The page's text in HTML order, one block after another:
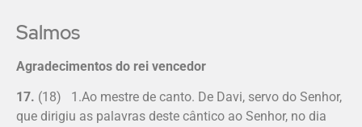
Salmos
Agradecimentos do rei vencedor
17. (18) 1.Ao mestre de canto. De Davi, servo do Senhor,
que dirigiu as palavras deste cântico ao Senhor, no dia